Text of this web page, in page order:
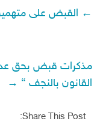
← القبض على
مذكرات قبض بحق
القانون بالنجف “ →
Share This Post: